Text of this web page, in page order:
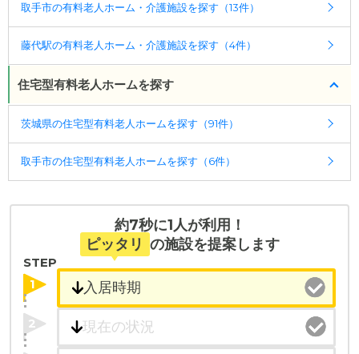
取手市の有料老人ホーム・介護施設を探す（13件）
藤代駅の有料老人ホーム・介護施設を探す（4件）
住宅型有料老人ホームを探す
茨城県の住宅型有料老人ホームを探す（91件）
取手市の住宅型有料老人ホームを探す（6件）
約7秒に1人が利用！
ピッタリ の施設を提案します
STEP
1
2